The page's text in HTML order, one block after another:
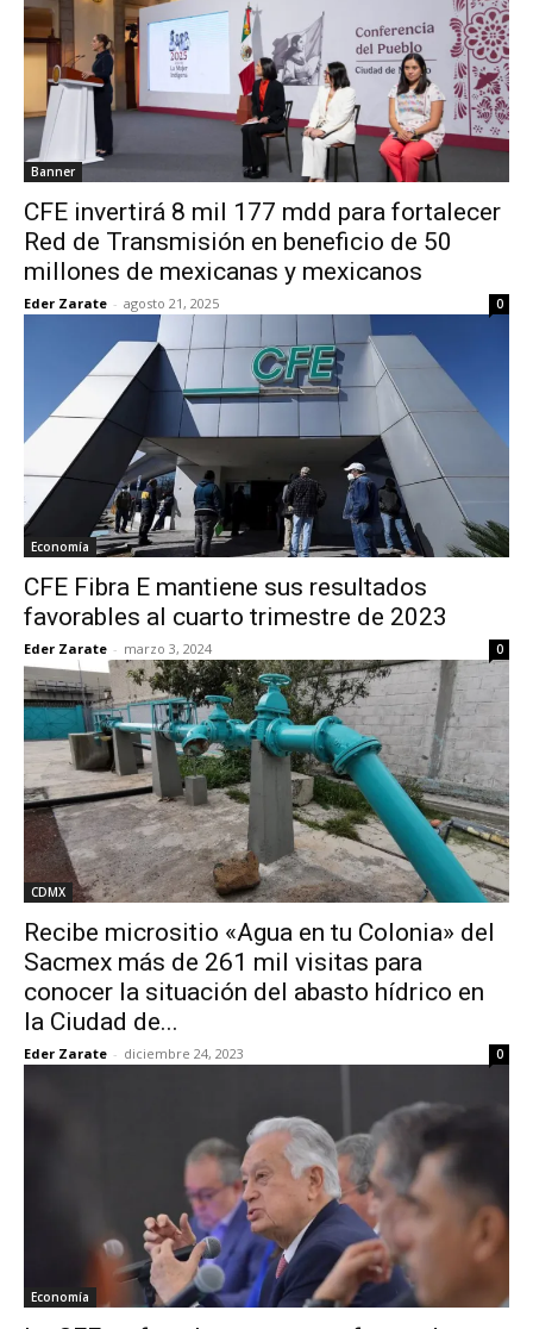
Banner
CFE invertirá 8 mil 177 mdd para fortalecer
Red de Transmisión en beneficio de 50
millones de mexicanas y mexicanos
Eder Zarate - agosto 21, 2025 0
Economía
CFE Fibra E mantiene sus resultados
favorables al cuarto trimestre de 2023
Eder Zarate - marzo 3, 2024 0
CDMX
Recibe micrositio «Agua en tu Colonia» del
Sacmex más de 261 mil visitas para
conocer la situación del abasto hídrico en
la Ciudad de...
Eder Zarate - diciembre 24, 2023 0
Economía